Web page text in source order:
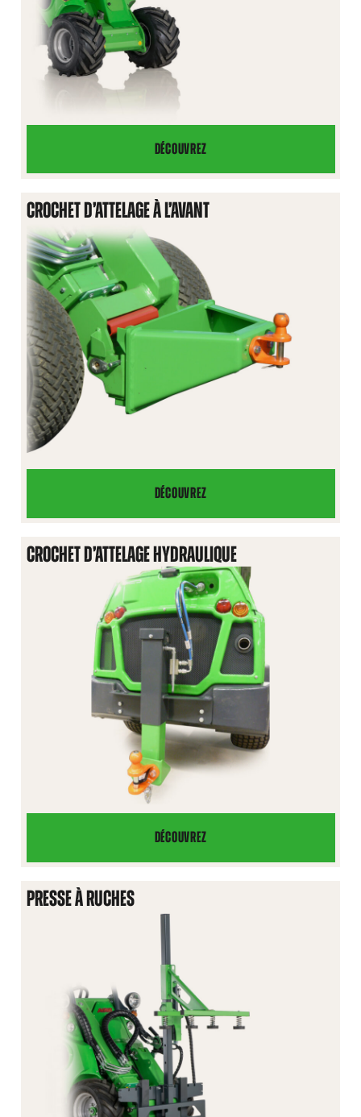
DÉCOUVREZ
BRAS
DE
LEVAGE
TÉLESCOPIQUE
CROCHET D’ATTELAGE À L’AVANT
DÉCOUVREZ
CROCHET
D’ATTELAGE
À
L’AVANT
CROCHET D’ATTELAGE HYDRAULIQUE
DÉCOUVREZ
CROCHET
D’ATTELAGE
PRESSE À RUCHES